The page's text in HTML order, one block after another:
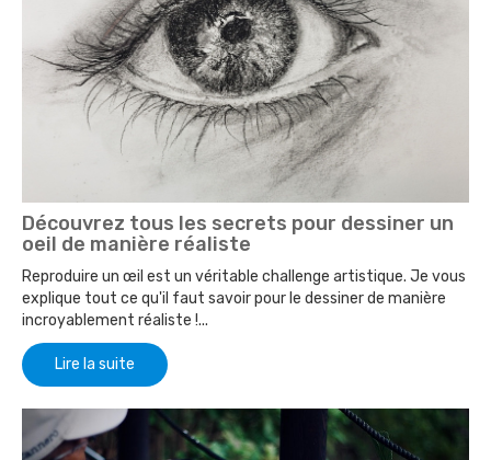
Découvrez tous les secrets pour dessiner un
oeil de manière réaliste
Reproduire un œil est un véritable challenge artistique. Je vous
explique tout ce qu'il faut savoir pour le dessiner de manière
incroyablement réaliste !...
Lire la suite